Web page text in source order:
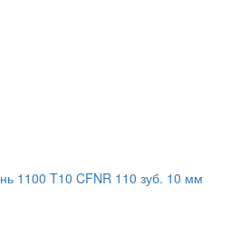
1100 T10 CFNR 110 зуб. 10 мм